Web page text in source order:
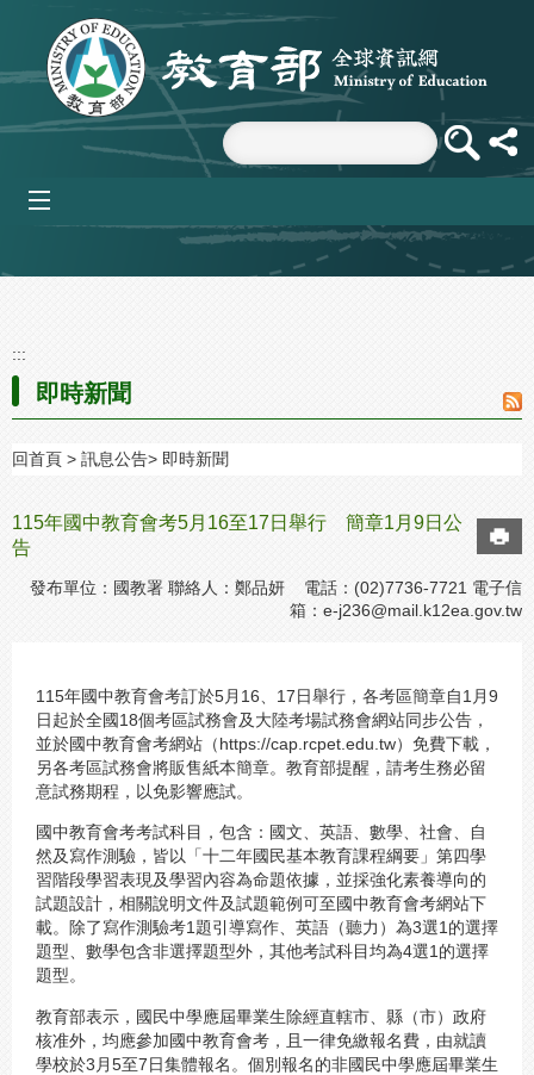
跳到主要內容區塊
:::
即時新聞
回首頁 訊息公告 即時新聞
115年國中教育會考5月16至17日舉行 簡章1月9日公
告
發布單位：國教署 聯絡人：鄭品妍 電話：(02)7736-7721 電子信
箱： e-j236@mail.k12ea.gov.tw
115年國中教育會考訂於5月16、17日舉行，各考區簡章自1月9
日起於全國18個考區試務會及大陸考場試務會網站同步公告，
並於國中教育會考網站（https://cap.rcpet.edu.tw）免費下載，
另各考區試務會將販售紙本簡章。教育部提醒，請考生務必留
意試務期程，以免影響應試。
國中教育會考考試科目，包含：國文、英語、數學、社會、自
然及寫作測驗，皆以「十二年國民基本教育課程綱要」第四學
習階段學習表現及學習內容為命題依據，並採強化素養導向的
試題設計，相關說明文件及試題範例可至國中教育會考網站下
載。除了寫作測驗考1題引導寫作、英語（聽力）為3選1的選擇
題型、數學包含非選擇題型外，其他考試科目均為4選1的選擇
題型。
教育部表示，國民中學應屆畢業生除經直轄市、縣（市）政府
核准外，均應參加國中教育會考，且一律免繳報名費，由就讀
學校於3月5至7日集體報名。個別報名的非國民中學應屆畢業生